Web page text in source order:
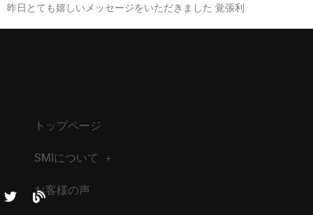
昨日とても嬉しいメッセージをいただきました 覚張利
トップページ
SMIについて
お客様の声